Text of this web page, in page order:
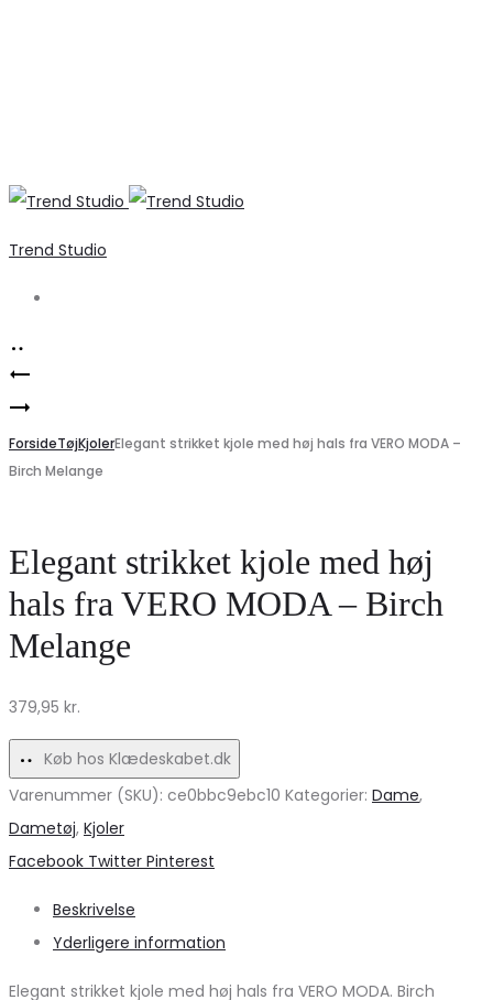
Trend Studio
Product
navigation
–
Beige
Støvle
på
Udsalg
til
Moderne
halfzip
striktrøje
ONLY
–
Cloud
Dancer
ForsideTøjKjolerElegant strikket kjole med høj hals fra VERO MODA –
Birch Melange
Elegant strikket kjole med høj
hals fra VERO MODA – Birch
Melange
379,95 kr.
Køb hos Klædeskabet.dk
Varenummer (SKU): ce0bbc9ebc10 Kategorier: Dame,
Dametøj, Kjoler
Share
Facebook Twitter Pinterest
Beskrivelse
Yderligere information
Elegant strikket kjole med høj hals fra VERO MODA. Birch